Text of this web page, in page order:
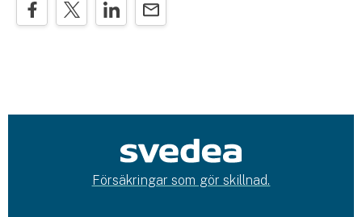
Försäkringar som gör skillnad.